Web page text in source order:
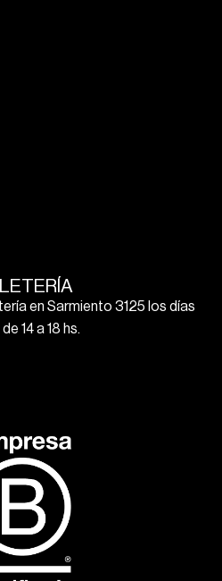
en Sarmiento 3125 los días
14 a 18 hs.